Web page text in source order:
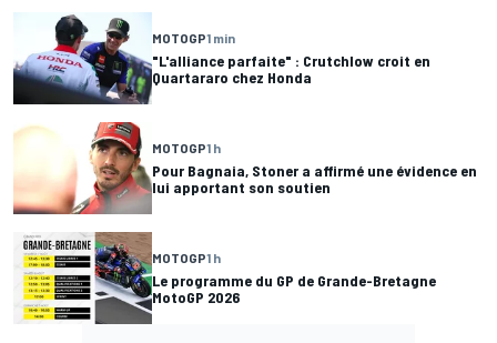
MOTOGP1 min
"L'alliance parfaite" : Crutchlow croit en
Quartararo chez Honda
MOTOGP1 h
Pour Bagnaia, Stoner a affirmé une évidence en
lui apportant son soutien
MOTOGP1 h
Le programme du GP de Grande-Bretagne
MotoGP 2026